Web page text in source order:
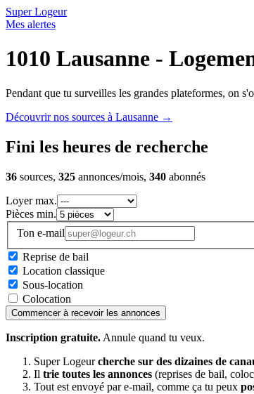
Super Logeur
Mes alertes
1010 Lausanne -
Pendant que tu surveilles les grandes plateformes, on
Découvrir nos sources à Lausanne →
Fini les heures de recherche
36 sources, 325 annonces/mois, 340 abonnés
Loyer max.
Pièces min.
Ton e-mail
Reprise de bail
Location classique
Sous-location
Colocation
Commencer à recevoir les annonces
Inscription gratuite. Annule quand tu veux.
Super Logeurcherche sur des dizaines de
Il trie toutes les annonces (reprises de bail,
Tout est envoyé par e-mail, comme ça tu peux